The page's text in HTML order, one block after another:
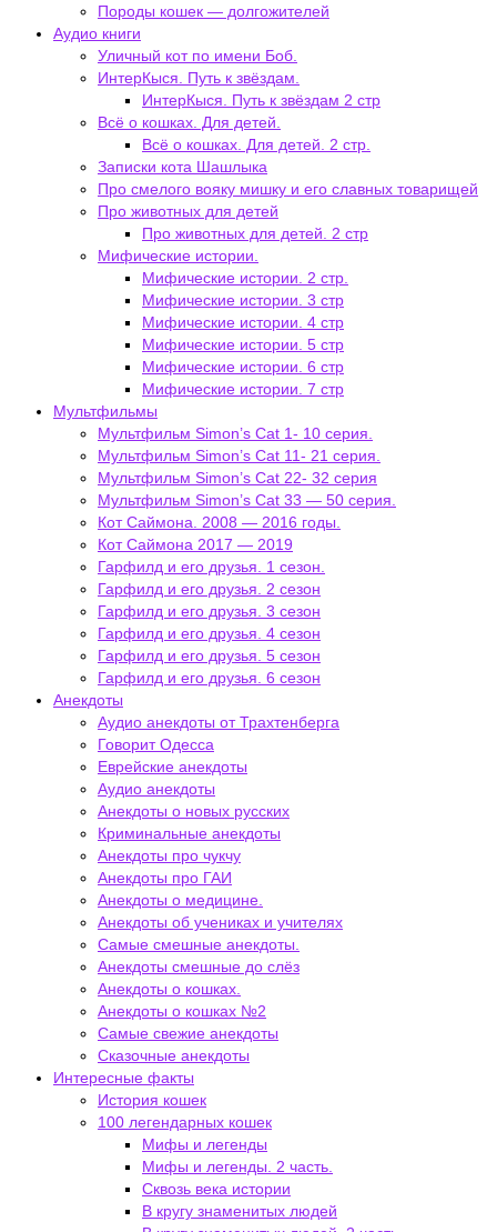
Породы кошек — долгожителей
Аудио книги
Уличный кот по имени Боб.
ИнтерКыся. Путь к звёздам.
ИнтерКыся. Путь к звёздам 2 стр
Всё о кошках. Для детей.
Всё о кошках. Для детей. 2 стр.
Записки кота Шашлыка
Про смелого вояку мишку и его славных товарищей
Про животных для детей
Про животных для детей. 2 стр
Мифические истории.
Мифические истории. 2 стр.
Мифические истории. 3 стр
Мифические истории. 4 стр
Мифические истории. 5 стр
Мифические истории. 6 стр
Мифические истории. 7 стр
Мультфильмы
Мультфильм Simon’s Cat 1- 10 серия.
Мультфильм Simon’s Cat 11- 21 серия.
Мультфильм Simon’s Cat 22- 32 серия
Мультфильм Simon’s Cat 33 — 50 серия.
Кот Саймона. 2008 — 2016 годы.
Кот Саймона 2017 — 2019
Гарфилд и его друзья. 1 сезон.
Гарфилд и его друзья. 2 сезон
Гарфилд и его друзья. 3 сезон
Гарфилд и его друзья. 4 сезон
Гарфилд и его друзья. 5 сезон
Гарфилд и его друзья. 6 сезон
Анекдоты
Аудио анекдоты от Трахтенберга
Говорит Одесса
Еврейские анекдоты
Аудио анекдоты
Анекдоты о новых русских
Криминальные анекдоты
Анекдоты про чукчу
Анекдоты про ГАИ
Анекдоты о медицине.
Анекдоты об учениках и учителях
Самые смешные анекдоты.
Анекдоты смешные до слёз
Анекдоты о кошках.
Анекдоты о кошках №2
Самые свежие анекдоты
Сказочные анекдоты
Интересные факты
История кошек
100 легендарных кошек
Мифы и легенды
Мифы и легенды. 2 часть.
Сквозь века истории
В кругу знаменитых людей